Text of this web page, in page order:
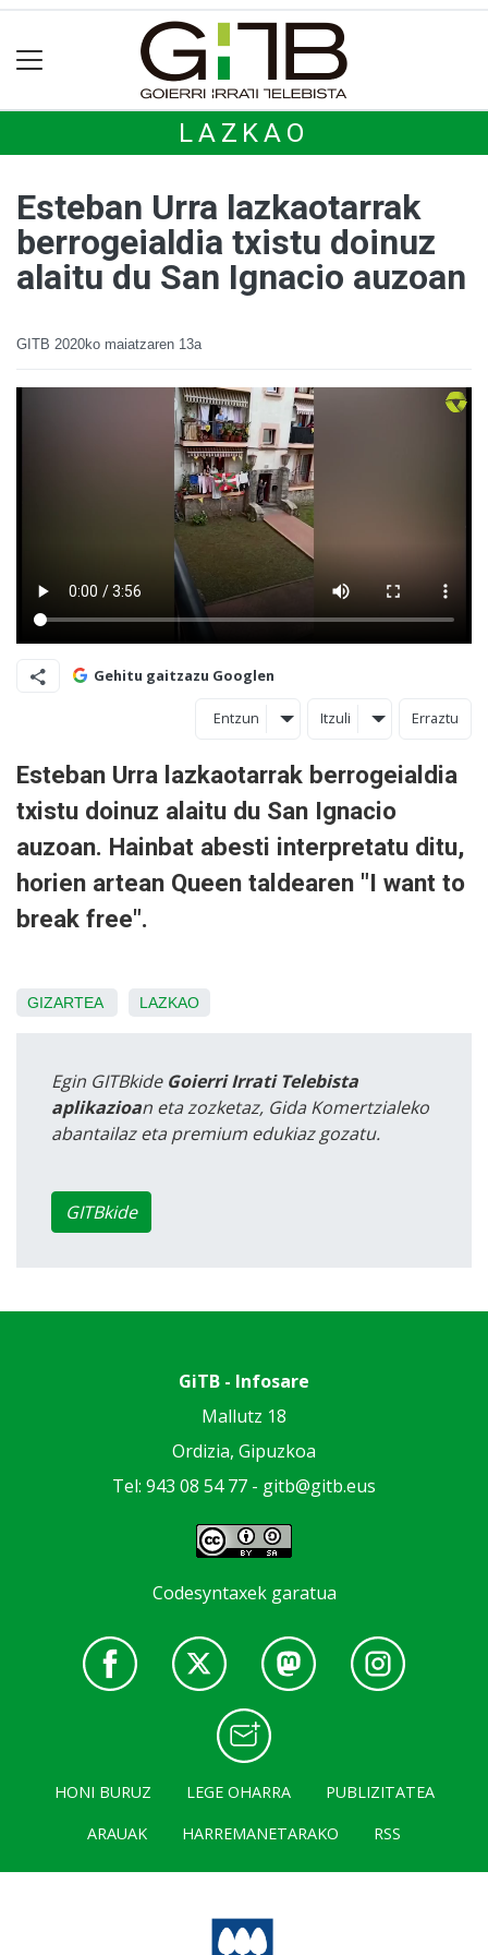
LAZKAO
Esteban Urra lazkaotarrak
berrogeialdia txistu doinuz
alaitu du San Ignacio auzoan
GITB 2020ko maiatzaren 13a
Gehitu gaitzazu Googlen
Entzun Itzuli Erraztu
Esteban Urra lazkaotarrak berrogeialdia
txistu doinuz alaitu du San Ignacio
auzoan. Hainbat abesti interpretatu ditu,
horien artean Queen taldearen "I want to
break free".
GIZARTEA LAZKAO
Egin GITBkide Goierri Irrati Telebista
aplikazioan eta zozketaz, Gida Komertzialeko
abantailaz eta premium edukiaz gozatu.
GITBkide
GiTB - Infosare
Mallutz 18
Ordizia, Gipuzkoa
Tel: 943 08 54 77 - gitb@gitb.eus
Codesyntaxek garatua
HONI BURUZ LEGE OHARRA
PUBLIZITATEA
ARAUAK
HARREMANETARAKO RSS